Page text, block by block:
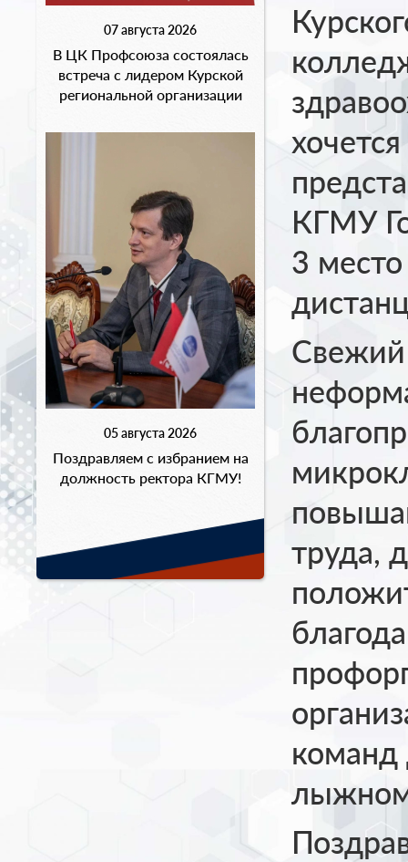
07 августа 2026
В ЦК Профсоюза состоялась
встреча с лидером Курской
региональной организации
05 августа 2026
Поздравляем с избранием на
должность ректора КГМУ!
КГМУ
3
Свежий
труда,
команд
лыжном